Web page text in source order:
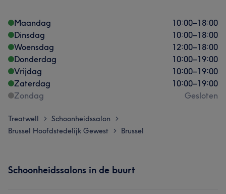
Maandag 10:00–18:00
Dinsdag
10:00–18:00
Woensdag
12:00–18:00
Donderdag
10:00–19:00
Vrijdag
10:00–19:00
Zaterdag
10:00–19:00
Zondag
Gesloten
Treatwell > Schoonheidssalon >
Brussel Hoofdstedelijk Gewest > Brussel
Schoonheidssalons in de buurt